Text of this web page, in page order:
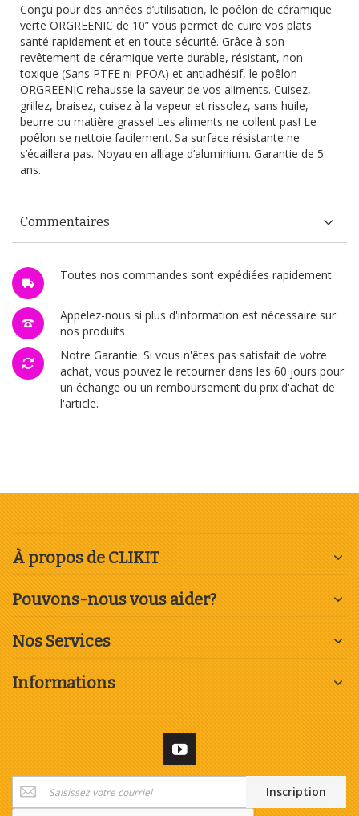
Toutes nos commandes sont expédiées rapidement
Appelez-nous si plus d'information est nécessaire sur
nos produits
Notre Garantie: Si vous n'êtes pas satisfait de votre
achat, vous pouvez le retourner dans les 60 jours pour
un échange ou un remboursement du prix d'achat de
l'article.
Conçu pour des années d’utilisation, le poêlon de céramique
verte ORGREENIC de 10” vous permet de cuire vos plats
santé rapidement et en toute sécurité. Grâce à son
revêtement de céramique verte durable, résistant, non-
toxique (Sans PTFE ni PFOA) et antiadhésif, le poêlon
ORGREENIC rehausse la saveur de vos aliments. Cuisez,
grillez, braisez, cuisez à la vapeur et rissolez, sans huile,
beurre ou matière grasse! Les aliments ne collent pas! Le
poêlon se nettoie facilement. Sa surface résistante ne
s’écaillera pas. Noyau en alliage d’aluminium. Garantie de 5
ans.
Commentaires
À propos de CLIKIT
Pouvons-nous vous aider?
Nos Services
Informations
Inscription
Inscription